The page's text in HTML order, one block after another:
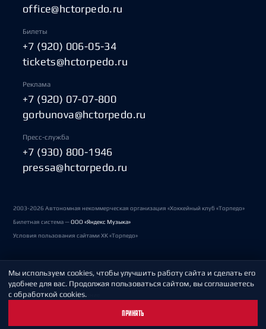
office@hctorpedo.ru
Билеты
+7 (920) 006-05-34
tickets@hctorpedo.ru
Реклама
+7 (920) 07-07-800
gorbunova@hctorpedo.ru
Пресс-служба
+7 (930) 800-1946
pressa@hctorpedo.ru
2003-2026 Автономная некоммерческая организация «Хоккейный клуб «Торпедо»
Билетная система —ООО «Яндекс Музыка»
Условия пользования сайтами ХК «Торпедо»
Политика обработки персональных данных
Пользовательское соглашение
Мы используем cookies, чтобы улучшить работу сайта и сделать его
удобнее для вас. Продолжая пользоваться сайтом, вы соглашаетесь
с обработкой cookies.
ПРИНЯТЬ